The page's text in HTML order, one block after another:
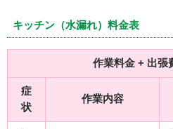
キッチン（水漏れ）料金表
作業料金 + 出張
症
状
作業内容